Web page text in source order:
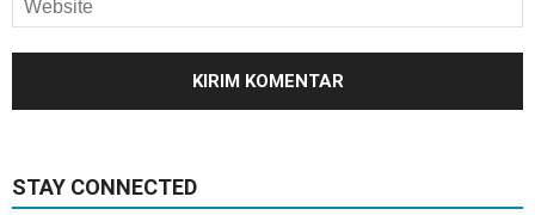
STAY CONNECTED